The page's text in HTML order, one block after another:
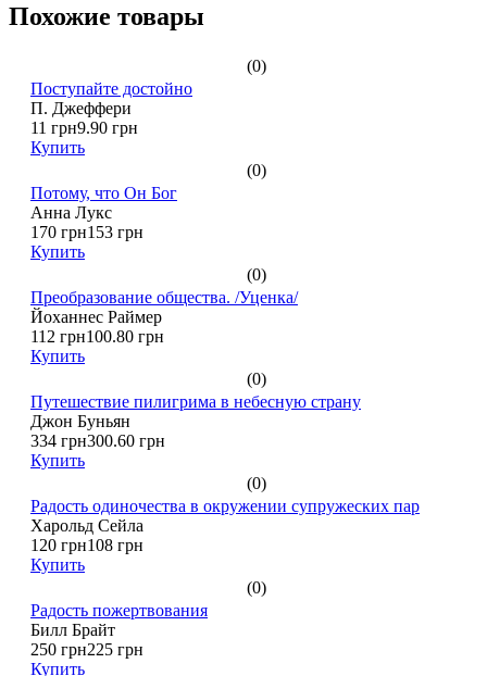
Похожие товары
(0)
Поступайте достойно
П. Джеффери
11 грн9.90 грн
Купить
(0)
Потому, что Он Бог
Анна Лукс
170 грн153 грн
Купить
(0)
Преобразование общества. /Уценка/
Йоханнес Раймер
112 грн100.80 грн
Купить
(0)
Путешествие пилигрима в небесную страну
Джон Буньян
334 грн300.60 грн
Купить
(0)
Радость одиночества в окружении супружеских пар
Харольд Сейла
120 грн108 грн
Купить
(0)
Радость пожертвования
Билл Брайт
250 грн225 грн
Купить